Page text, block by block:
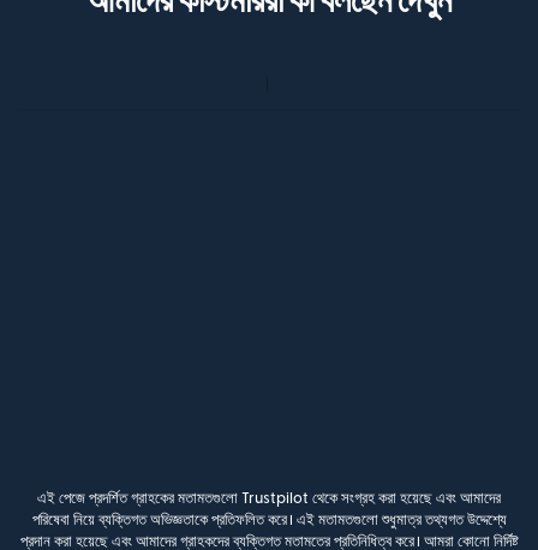
এই পেজে প্রদর্শিত গ্রাহকের মতামতগুলো Trustpilot থেকে সংগ্রহ করা হয়েছে এবং আমাদের
পরিষেবা নিয়ে ব্যক্তিগত অভিজ্ঞতাকে প্রতিফলিত করে। এই মতামতগুলো শুধুমাত্র তথ্যগত উদ্দেশ্যে
প্রদান করা হয়েছে এবং আমাদের গ্রাহকদের ব্যক্তিগত মতামতের প্রতিনিধিত্ব করে। আমরা কোনো নির্দিষ্ট